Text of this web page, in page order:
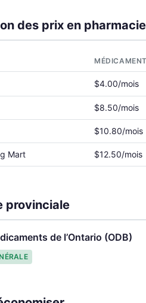
des prix en pharmacie
MÉDICAMENT
$4.00/mois
$8.50/mois
$10.80/mois
Mart $12.50/mois
provinciale
de l’Ontario (ODB)